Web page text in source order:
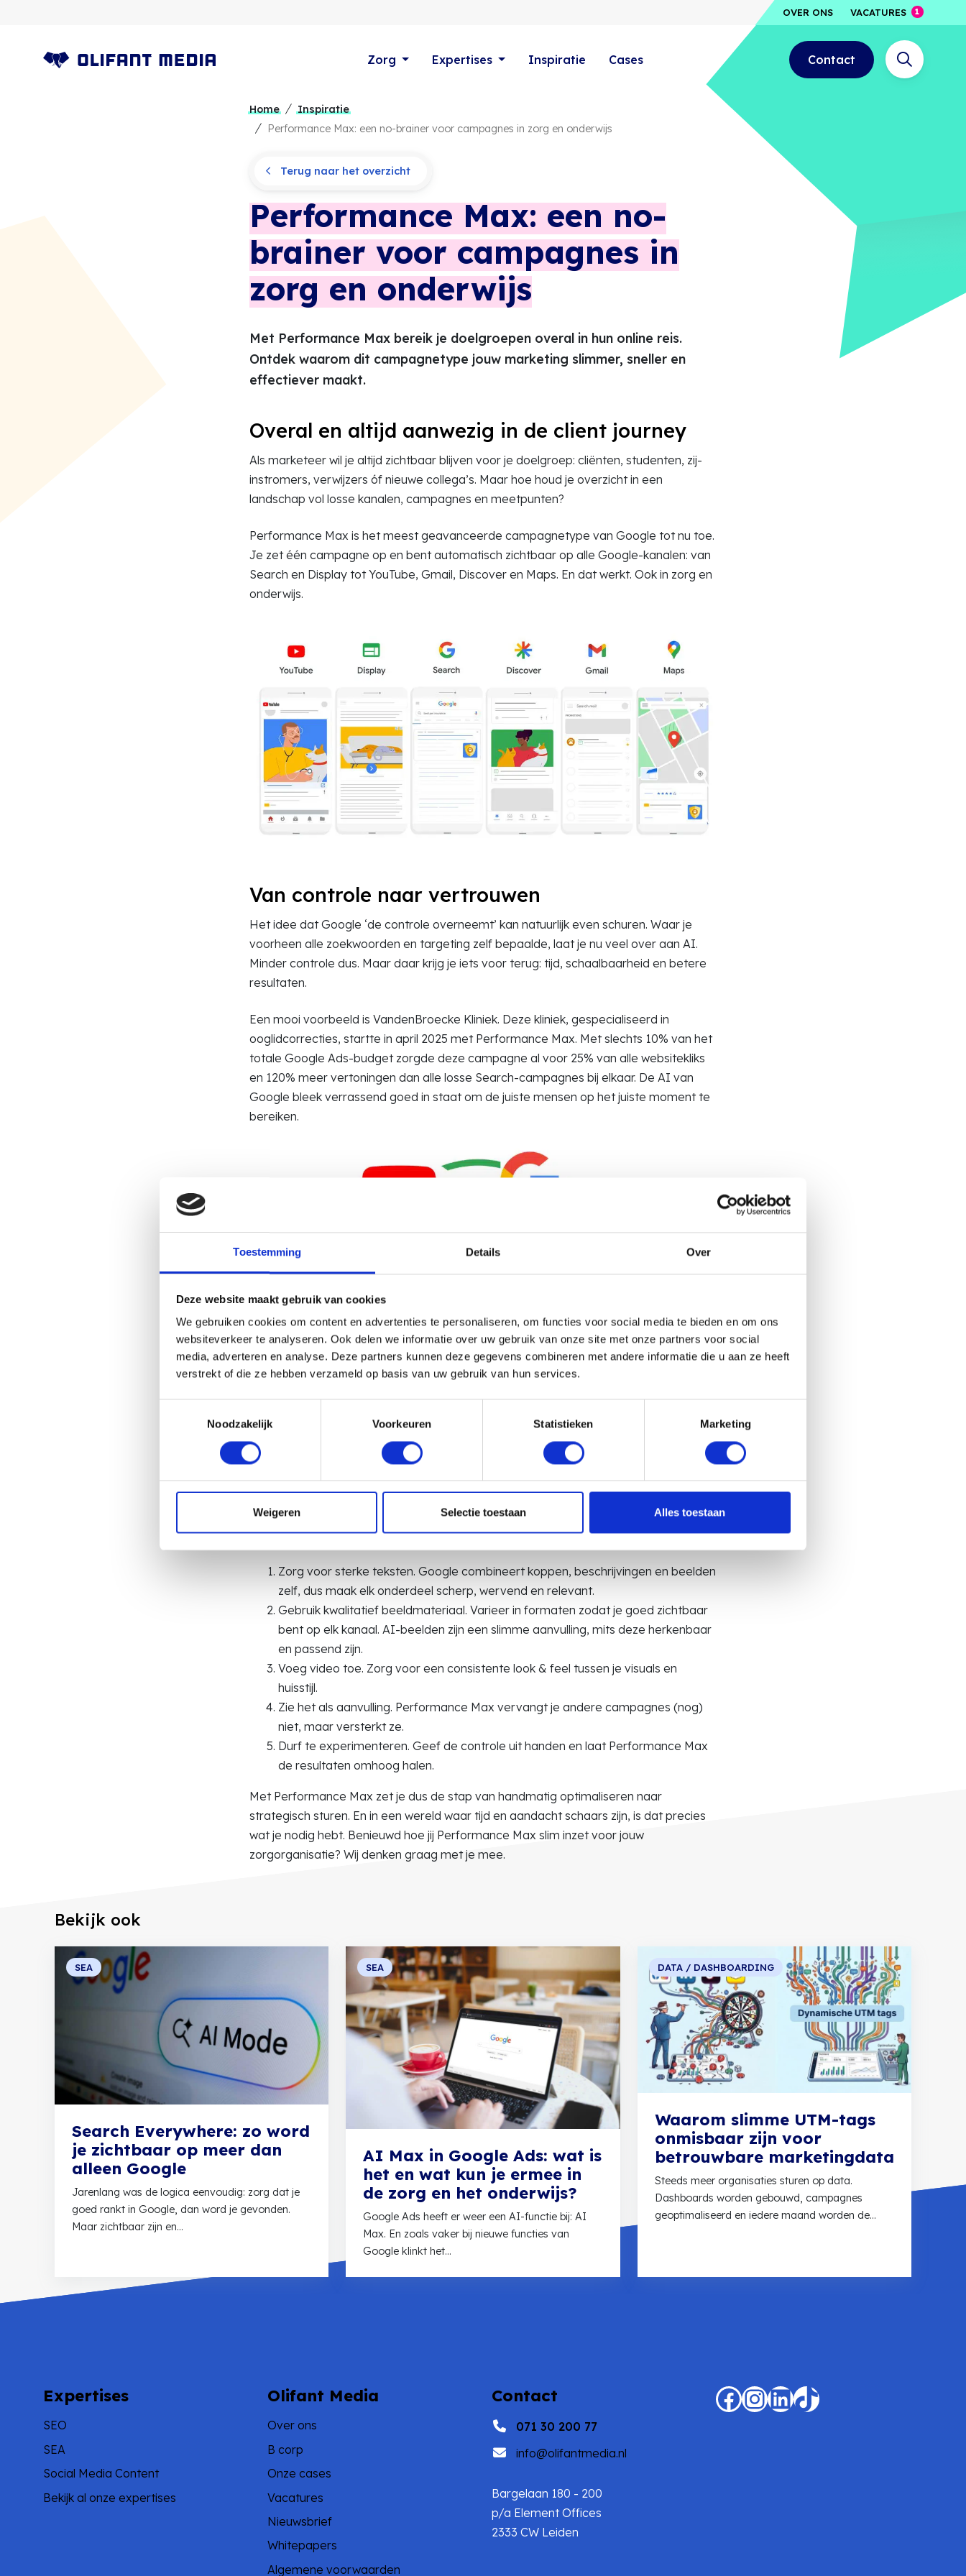
Toestemming Details Over
Deze website maakt gebruik van cookies
We gebruiken cookies om content en advertenties te personaliseren, om functies voor social media te bieden en om ons
websiteverkeer te analyseren. Ook delen we informatie over uw gebruik van onze site met onze partners voor social
media, adverteren en analyse. Deze partners kunnen deze gegevens combineren met andere informatie die u aan ze heeft
verstrekt of die ze hebben verzameld op basis van uw gebruik van hun services.
Noodzakelijk
Voorkeuren Statistieken Marketing
Weigeren Selectie toestaan Alles toestaan
OVER ONS VACATURES
Zorg Expertises Inspiratie Cases Contact
Home
Inspiratie
Performance Max: een no-brainer voor campagnes in zorg en onderwijs
Terug naar het overzicht
Performance Max: een no-
brainer voor campagnes in
zorg en onderwijs
Met Performance Max bereik je doelgroepen overal in hun online reis.
Ontdek waarom dit campagnetype jouw marketing slimmer, sneller en
effectiever maakt.
Overal en altijd aanwezig in de client journey
Als marketeer wil je altijd zichtbaar blijven voor je doelgroep: cliënten, studenten, zij-
instromers, verwijzers óf nieuwe collega’s. Maar hoe houd je overzicht in een
landschap vol losse kanalen, campagnes en meetpunten?
Performance Max is het meest geavanceerde campagnetype van Google tot nu toe.
Je zet één campagne op en bent automatisch zichtbaar op alle Google-kanalen: van
Search en Display tot YouTube, Gmail, Discover en Maps. En dat werkt. Ook in zorg en
onderwijs.
Van controle naar vertrouwen
Het idee dat Google ‘de controle overneemt’ kan natuurlijk even schuren. Waar je
voorheen alle zoekwoorden en targeting zelf bepaalde, laat je nu veel over aan AI.
Minder controle dus. Maar daar krijg je iets voor terug: tijd, schaalbaarheid en betere
resultaten.
Een mooi voorbeeld is VandenBroecke Kliniek. Deze kliniek, gespecialiseerd in
ooglidcorrecties, startte in april 2025 met Performance Max. Met slechts 10% van het
totale Google Ads-budget zorgde deze campagne al voor 25% van alle websitekliks
en 120% meer vertoningen dan alle losse Search-campagnes bij elkaar. De AI van
Google bleek verrassend goed in staat om de juiste mensen op het juiste moment te
bereiken.
Zo haal je het meeste uit Performance Max
Of je nu nieuwe collega’s of studenten zoekt, vragen wilt stimuleren of het merk van
jouw organisatie wilt versterken: Performance Max werkt het beste als je het slim
voedt. AI is goed, maar het blijft zo goed als de input die je geeft.
Onze tips:
Zorg voor sterke teksten. Google combineert koppen, beschrijvingen en beelden
zelf, dus maak elk onderdeel scherp, wervend en relevant.
Gebruik kwalitatief beeldmateriaal. Varieer in formaten zodat je goed zichtbaar
bent op elk kanaal. AI-beelden zijn een slimme aanvulling, mits deze herkenbaar
en passend zijn.
Voeg video toe. Zorg voor een consistente look & feel tussen je visuals en
huisstijl.
Zie het als aanvulling. Performance Max vervangt je andere campagnes (nog)
niet, maar versterkt ze.
Durf te experimenteren. Geef de controle uit handen en laat Performance Max
de resultaten omhoog halen.
Met Performance Max zet je dus de stap van handmatig optimaliseren naar
strategisch sturen. En in een wereld waar tijd en aandacht schaars zijn, is dat precies
wat je nodig hebt. Benieuwd hoe jij Performance Max slim inzet voor jouw
zorgorganisatie? Wij denken graag met je mee.
Bekijk ook
Search Everywhere: zo word
je zichtbaar op meer dan
alleen Google
Jarenlang was de logica eenvoudig: zorg dat je
goed rankt in Google, dan word je gevonden.
Maar zichtbaar zijn en...
SEA
AI Max in Google Ads: wat is
het en wat kun je ermee in
de zorg en het onderwijs?
Google Ads heeft er weer een AI-functie bij: AI
Max. En zoals vaker bij nieuwe functies van
Google klinkt het...
SEA
Waarom slimme UTM-tags
onmisbaar zijn voor
betrouwbare marketingdata
Steeds meer organisaties sturen op data.
Dashboards worden gebouwd, campagnes
geoptimaliseerd en iedere maand worden de
DATA / DASHBOARDING
Expertises
SEO
SEA
Social Media Content
Bekijk al onze expertises
Olifant Media
Over ons
B corp
Onze cases
Vacatures
Nieuwsbrief
Whitepapers
Algemene voorwaarden
Contact
071 30 200 77
info@olifantmedia.nl
Bargelaan 180 - 200
p/a Element Offices
2333 CW Leiden
Facebook
Instagram
LinkedIn
TikTok